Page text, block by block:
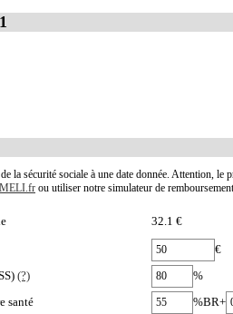
la sécurité sociale à une date donnée. Attention,
ou utiliser notre simulateur de
32.1 €
€
(?)
%
santé
%BR+